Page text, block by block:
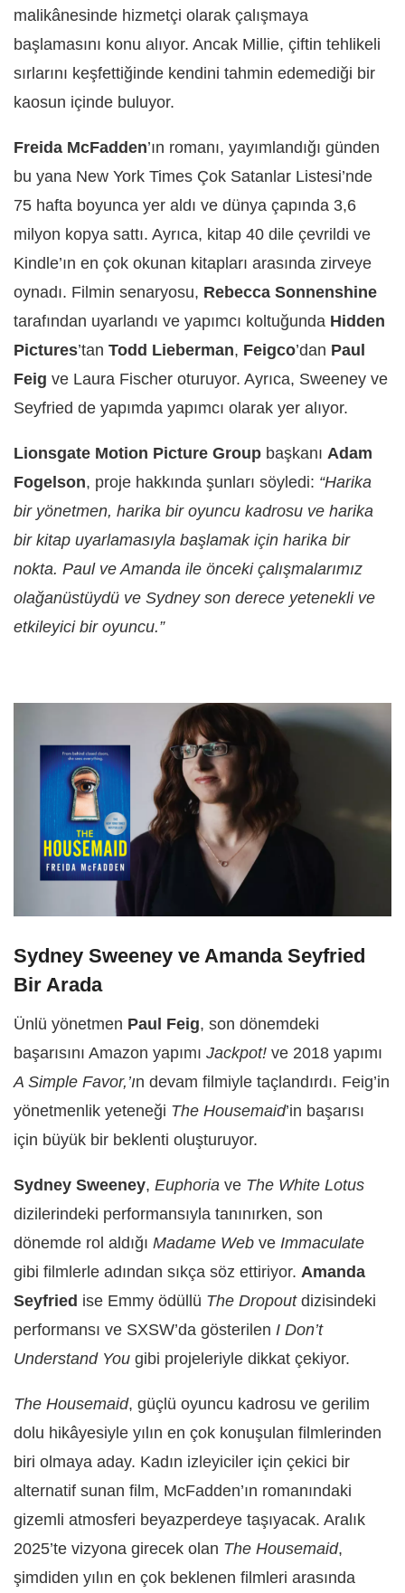
malikânesinde hizmetçi olarak çalışmaya
başlamasını konu alıyor. Ancak Millie, çiftin tehlikeli
sırlarını keşfettiğinde kendini tahmin edemediği bir
kaosun içinde buluyor.
Freida McFadden’ın romanı, yayımlandığı günden
bu yana New York Times Çok Satanlar Listesi’nde
75 hafta boyunca yer aldı ve dünya çapında 3,6
milyon kopya sattı. Ayrıca, kitap 40 dile çevrildi ve
Kindle’ın en çok okunan kitapları arasında zirveye
oynadı. Filmin senaryosu, Rebecca Sonnenshine
tarafından uyarlandı ve yapımcı koltuğunda Hidden
Pictures’tan Todd Lieberman, Feigco’dan Paul
Feig ve Laura Fischer oturuyor. Ayrıca, Sweeney ve
Seyfried de yapımda yapımcı olarak yer alıyor.
Lionsgate Motion Picture Group başkanı Adam
Fogelson, proje hakkında şunları söyledi: “Harika
bir yönetmen, harika bir oyuncu kadrosu ve harika
bir kitap uyarlamasıyla başlamak için harika bir
nokta. Paul ve Amanda ile önceki çalışmalarımız
olağanüstüydü ve Sydney son derece yetenekli ve
etkileyici bir oyuncu.”
Sydney Sweeney ve Amanda Seyfried
Bir Arada
Ünlü yönetmen Paul Feig, son dönemdeki
başarısını Amazon yapımı Jackpot! ve 2018 yapımı
A Simple Favor,’ın devam filmiyle taçlandırdı. Feig’in
yönetmenlik yeteneği The Housemaid’in başarısı
için büyük bir beklenti oluşturuyor.
Sydney Sweeney, Euphoria ve The White Lotus
dizilerindeki performansıyla tanınırken, son
dönemde rol aldığı Madame Web ve Immaculate
gibi filmlerle adından sıkça söz ettiriyor. Amanda
Seyfried ise Emmy ödüllü The Dropoutdizisindeki
performansı ve SXSW’da gösterilen I Don’t
Understand You gibi projeleriyle dikkat çekiyor.
The Housemaid, güçlü oyuncu kadrosu ve gerilim
dolu hikâyesiyle yılın en çok konuşulan filmlerinden
biri olmaya aday. Kadın izleyiciler için çekici bir
alternatif sunan film, McFadden’ın romanındaki
gizemli atmosferi beyazperdeye taşıyacak. Aralık
2025’te vizyona girecek olan The Housemaid,
şimdiden yılın en çok beklenen filmleri arasında